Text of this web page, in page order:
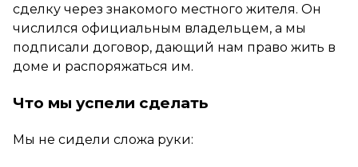
сделку через знакомого местного жителя. Он
числился официальным владельцем, а мы
подписали договор, дающий нам право жить в
доме и распоряжаться им.
Что мы успели сделать
Мы не сидели сложа руки: